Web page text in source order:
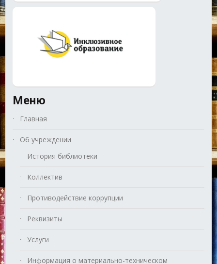
Меню
Главная
Об учреждении
История библиотеки
Коллектив
Противодействие коррупции
Реквизиты
Услуги
Информация о материально-техническом